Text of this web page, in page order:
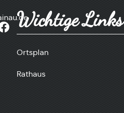
Wichtige Links
Ortsplan
Rathaus